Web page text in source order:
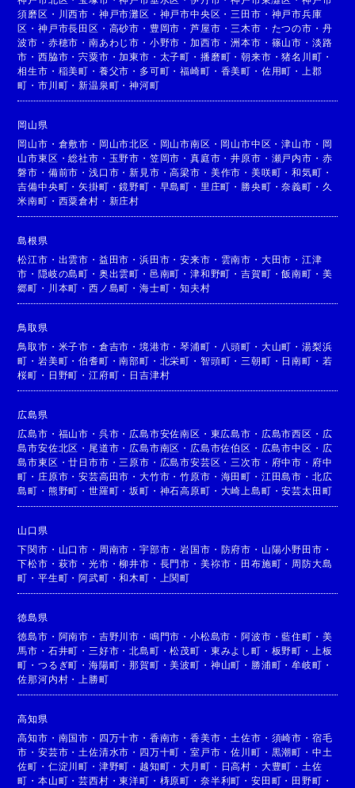
須磨区 ・ 川西市 ・ 神戸市灘区 ・ 神戸市中央区 ・ 三田市 ・ 神戸市兵庫
区 ・神戸市長田区 ・ 高砂市 ・ 豊岡市 ・芦屋市 ・ 三木市 ・ たつの市 ・ 丹
波市 ・ 赤穂市 ・南あわじ市 ・ 小野市 ・加西市 ・洲本市 ・ 篠山市 ・ 淡路
市 ・西脇市 ・宍粟市 ・加東市 ・ 太子町 ・ 播磨町 ・朝来市 ・猪名川町 ・
相生市 ・ 稲美町 ・ 養父市 ・ 多可町 ・福崎町 ・ 香美町 ・ 佐用町 ・
上郡
町 ・市川町 ・新温泉町 ・神河町
岡山県
岡山市 ・ 倉敷市 ・ 岡山市北区 ・ 岡山市南区 ・ 岡山市中区 ・津山市 ・ 岡
山市東区 ・総社市 ・ 玉野市 ・ 笠岡市 ・真庭市 ・井原市 ・ 瀬戸内市 ・ 赤
磐市 ・ 備前市 ・浅口市 ・新見市 ・高梁市 ・ 美作市 ・ 美咲町 ・和気町 ・
吉備中央町 ・矢掛町 ・鏡野町 ・ 早島町 ・ 里庄町 ・ 勝央町 ・奈義町 ・ 久
米南町 ・ 西粟倉村 ・ 新庄村
島根県
松江市 ・ 出雲市 ・ 益田市 ・浜田市 ・安来市 ・ 雲南市 ・ 大田市 ・ 江津
市 ・隠岐の島町 ・ 奥出雲町 ・ 邑南町 ・津和野町 ・吉賀町 ・飯南町 ・ 美
郷町 ・ 川本町 ・西ノ島町 ・海士町 ・知夫村
鳥取県
鳥取市 ・ 米子市 ・ 倉吉市 ・境港市 ・琴浦町 ・ 八頭町 ・ 大山町 ・ 湯梨浜
町 ・岩美町 ・伯耆町 ・南部町 ・ 北栄町 ・ 智頭町 ・ 三朝町 ・ 日南町 ・ 若
桜町 ・ 日野町 ・江府町 ・ 日吉津村
広島県
広島市 ・ 福山市 ・ 呉市 ・ 広島市安佐南区 ・ 東広島市 ・ 広島市西区 ・ 広
島市安佐北区 ・ 尾道市 ・ 広島市南区 ・ 広島市佐伯区 ・ 広島市中区 ・ 広
島市東区 ・廿日市市 ・ 三原市 ・ 広島市安芸区 ・ 三次市 ・ 府中市 ・ 府中
町 ・ 庄原市 ・安芸高田市 ・大竹市 ・竹原市 ・ 海田町 ・ 江田島市 ・ 北広
島町 ・ 熊野町 ・世羅町 ・坂町 ・ 神石高原町 ・ 大崎上島町 ・安芸太田町
山口県
下関市 ・ 山口市 ・ 周南市 ・宇部市 ・岩国市 ・ 防府市 ・ 山陽小野田市 ・
下松市 ・ 萩市 ・光市 ・柳井市 ・ 長門市 ・ 美祢市 ・ 田布施町 ・ 周防大島
町 ・平生町 ・阿武町 ・和木町 ・ 上関町
徳島県
徳島市 ・ 阿南市 ・ 吉野川市 ・ 鳴門市 ・小松島市 ・阿波市 ・藍住町 ・ 美
馬市 ・ 石井町 ・ 三好市 ・北島町 ・松茂町 ・ 東みよし町 ・ 板野町 ・
上板
町 ・つるぎ町 ・海陽町 ・那賀町 ・美波町 ・ 神山町 ・ 勝浦町 ・牟岐町 ・
佐那河内村 ・ 上勝町
高知県
高知市 ・ 南国市 ・ 四万十市 ・ 香南市 ・香美市 ・ 土佐市 ・ 須崎市 ・ 宿毛
市 ・安芸市 ・ 土佐清水市 ・ 四万十町 ・室戸市 ・佐川町 ・ 黒潮町 ・ 中土
佐町 ・ 仁淀川町 ・ 津野町 ・ 越知町 ・大月町 ・ 日高村 ・ 大豊町 ・ 土佐
町 ・本山町 ・芸西村 ・東洋町 ・ 梼原町 ・ 奈半利町 ・ 安田町 ・ 田野町 ・